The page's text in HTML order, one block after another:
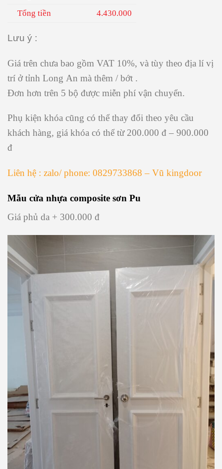
Tổng tiền 4.430.000
Lưu ý :
Giá trên chưa bao gồm VAT 10%, và tùy theo địa lí vị
trí ở tỉnh Long An mà thêm / bớt .
Đơn hơn trên 5 bộ được miễn phí vận chuyển.
Phụ kiện khóa cũng có thể thay đổi theo yêu cầu
khách hàng, giá khóa có thể từ 200.000 đ – 900.000
đ
Liên hệ : zalo/ phone: 0829733868 – Vũ kingdoor
Mẫu cửa nhựa composite sơn Pu
Giá phủ da + 300.000 đ